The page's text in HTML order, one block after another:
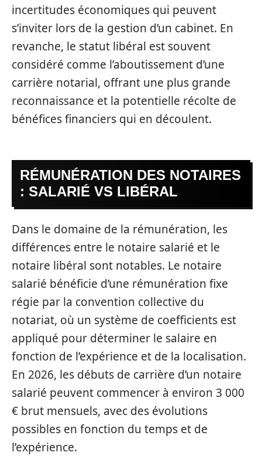
incertitudes économiques qui peuvent
s’inviter lors de la gestion d’un cabinet. En
revanche, le statut libéral est souvent
considéré comme l’aboutissement d’une
carrière notarial, offrant une plus grande
reconnaissance et la potentielle récolte de
bénéfices financiers qui en découlent.
RÉMUNÉRATION DES NOTAIRES
: SALARIÉ VS LIBÉRAL
Dans le domaine de la rémunération, les
différences entre le notaire salarié et le
notaire libéral sont notables. Le notaire
salarié bénéficie d’une rémunération fixe
régie par la convention collective du
notariat, où un système de coefficients est
appliqué pour déterminer le salaire en
fonction de l’expérience et de la localisation.
En 2026, les débuts de carrière d’un notaire
salarié peuvent commencer à environ 3 000
€ brut mensuels, avec des évolutions
possibles en fonction du temps et de
l’expérience.